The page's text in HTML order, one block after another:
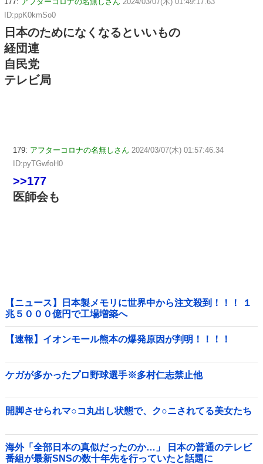
ID:ppK0kmSo0
日本のためになくなるといいもの
経団連
自民党
テレビ局
179: アフターコロナの名無しさん 2024/03/07(木) 01:57:46.34
ID:pyTGwfoH0
>>177
医師会も
【ニュース】日本製メモリに世界中から注文殺到！！！ １
兆５０００億円で工場増築へ
【速報】イオンモール熊本の爆発原因が判明！！！！
ケガが多かったプロ野球選手※多村仁志禁止他
開脚させられマ○コ丸出し状態で、ク○ニされてる美女たち
海外「全部日本の真似だったのか…」 日本の普通のテレビ
番組が最新SNSの数十年先を行っていたと話題に